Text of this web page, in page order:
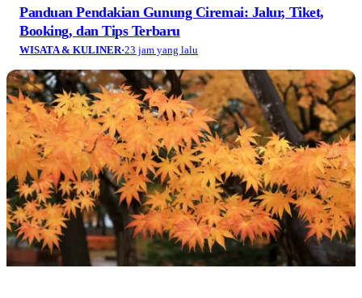
Panduan Pendakian Gunung Ciremai: Jalur, Tiket,
Booking, dan Tips Terbaru
WISATA & KULINER·23 jam yang lalu